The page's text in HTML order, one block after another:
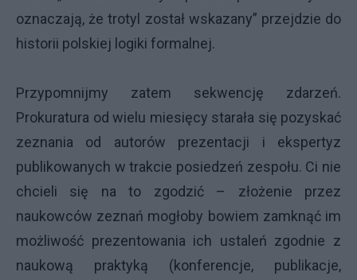
oznaczają, że trotyl został wskazany” przejdzie do
historii polskiej logiki formalnej.
Przypomnijmy zatem sekwencję zdarzeń.
Prokuratura od wielu miesięcy starała się pozyskać
zeznania od autorów prezentacji i ekspertyz
publikowanych w trakcie posiedzeń zespołu. Ci nie
chcieli się na to zgodzić – złożenie przez
naukowców zeznań mogłoby bowiem zamknąć im
możliwość prezentowania ich ustaleń zgodnie z
naukową praktyką (konferencje, publikacje,